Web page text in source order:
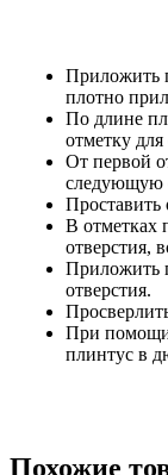
Приложить
плотно
По длине
отметку для
От первой
следующую
Проставить
В отметках
отверстия,
Приложить
отверстия.
При помощи
плинтус в
Похожие